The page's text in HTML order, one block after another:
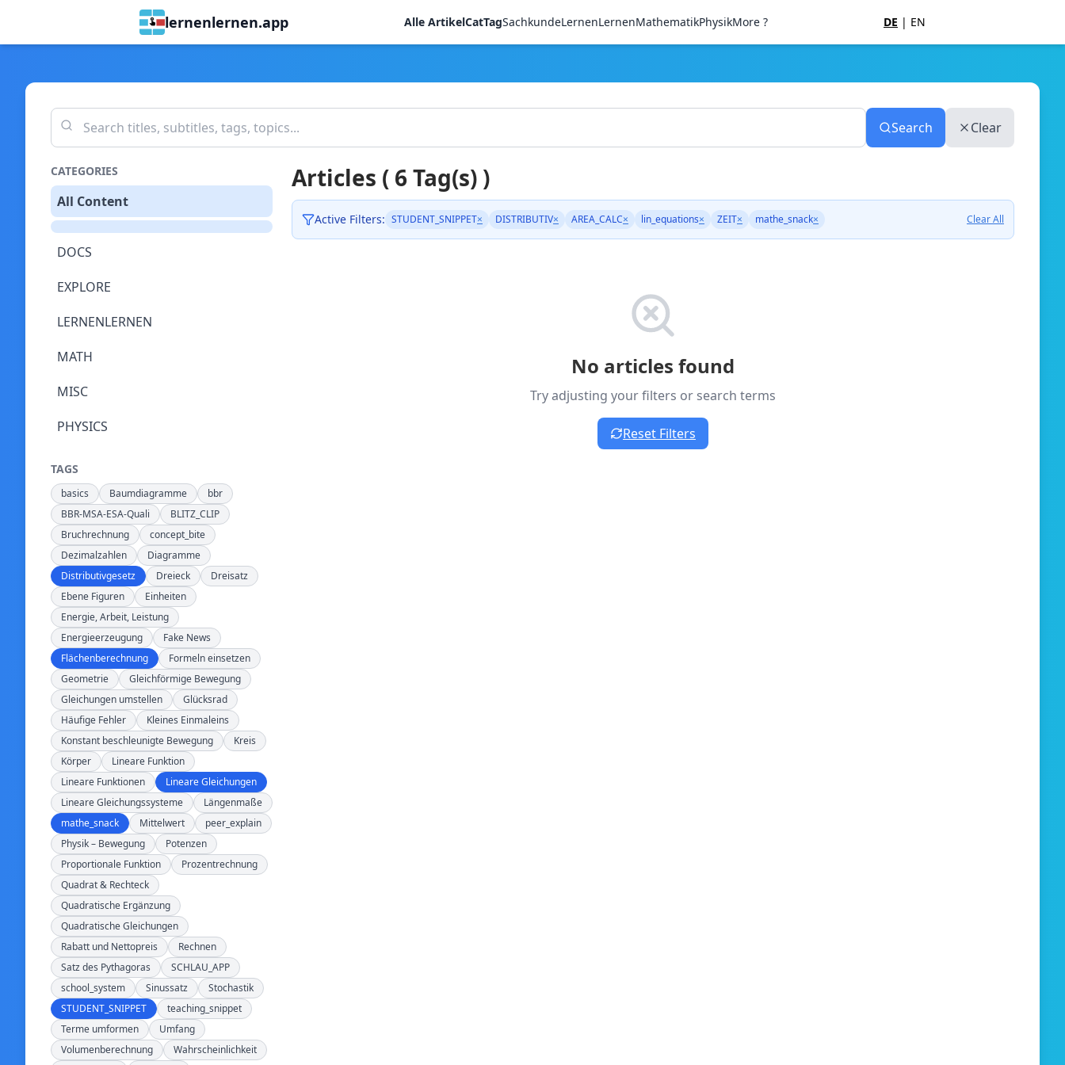
lernenlernen.app Alle ArtikelCatTagSachkundeLernenLernenMathematikPhysikMore ? DE | EN
Search Clear
CATEGORIES
All Content
DOCS
EXPLORE
LERNENLERNEN
MATH
MISC
PHYSICS
TAGS
basics Baumdiagramme
bbr
BBR-MSA-ESA-Quali
BLITZ_CLIP
Bruchrechnung
concept_bite
Dezimalzahlen
Diagramme
Distributivgesetz
Dreieck
Dreisatz
Ebene Figuren
Einheiten
Energie, Arbeit, Leistung
Energieerzeugung
Fake News
Flächenberechnung
Formeln einsetzen
Geometrie
Gleichförmige Bewegung
Gleichungen umstellen
Glücksrad
Häufige Fehler
Kleines Einmaleins
Konstant beschleunigte Bewegung
Kreis
Körper
Lineare Funktion
Lineare Funktionen
Lineare Gleichungen
Lineare Gleichungssysteme
Längenmaße
mathe_snack
Mittelwert
peer_explain
Physik – Bewegung
Potenzen
Proportionale Funktion
Prozentrechnung
Quadrat & Rechteck
Quadratische Ergänzung
Quadratische Gleichungen
Rabatt und Nettopreis
Rechnen
Satz des Pythagoras
SCHLAU_APP
school_system
Sinussatz
Stochastik
STUDENT_SNIPPET
teaching_snippet
Terme umformen
Umfang
Volumenberechnung
Wahrscheinlichkeit
Articles ( 6 Tag(s) )
Active Filters: STUDENT_SNIPPET× DISTRIBUTIV× AREA_CALC× lin_equations× ZEIT× mathe_snack× Clear All
No articles found
Try adjusting your filters or search terms
Reset Filters